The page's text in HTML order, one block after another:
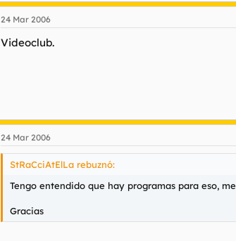
24 Mar 2006
Videoclub.
24 Mar 2006
StRaCciAtElLa rebuznó:
Tengo entendido que hay programas para eso,
Gracias